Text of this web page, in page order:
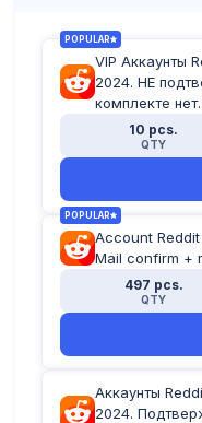
POPULAR
VIP Аккаунты
2024. НЕ
комплекте
10 pcs.
QTY
POPULAR
Account Reddit
Mail confirm +
497 pcs.
QTY
Аккаунты
2024.